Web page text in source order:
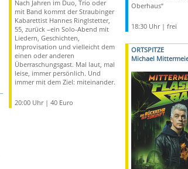
Nach Jahren im Duo, Trio oder
mit Band kommt der Straubinger
Kabarettist Hannes Ringlstetter,
55, zurück –ein Solo-Abend mit
Liedern, Geschichten,
Improvisation und vielleicht dem
einen oder anderen
Überraschungsgast. Mal laut, mal
leise, immer persönlich. Und
immer mit dem Ziel: miteinander.
20:00 Uhr | 40 Euro
Oberhaus“
18:30 Uhr | frei
ORTSPITZE
Michael